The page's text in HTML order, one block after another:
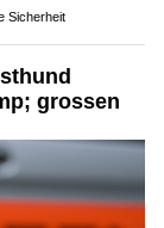
Sicherheit
grossen